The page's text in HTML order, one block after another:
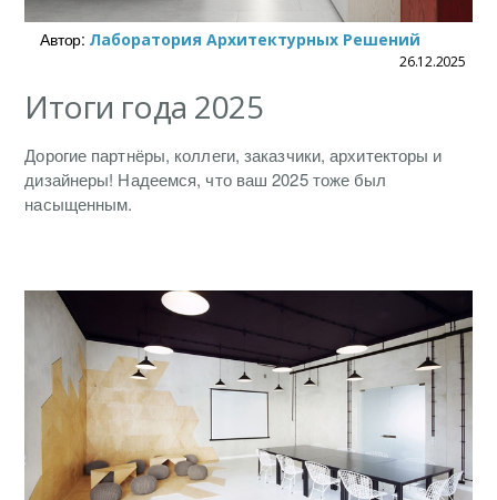
Автор: Лаборатория Архитектурных Решений
26.12.2025
Итоги года 2025
Дорогие партнёры, коллеги, заказчики, архитекторы и
дизайнеры! Надеемся, что ваш 2025 тоже был
насыщенным.